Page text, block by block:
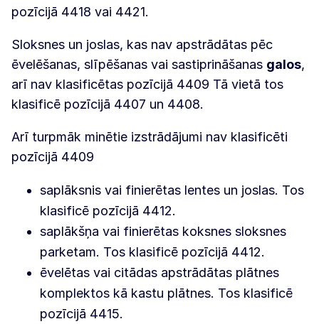
pozīcijā 4418 vai 4421.
Sloksnes un joslas, kas nav apstrādātas pēc
ēvelēšanas, slīpēšanas vai sastiprināšanas galos,
arī nav klasificētas pozīcijā 4409 Tā vietā tos
klasificē pozīcijā 4407 un 4408.
Arī turpmāk minētie izstrādājumi nav klasificēti
pozīcijā 4409
saplāksnis vai finierētas lentes un joslas. Tos
klasificē pozīcijā 4412.
saplākšņa vai finierētas koksnes sloksnes
parketam. Tos klasificē pozīcijā 4412.
ēvelētas vai citādas apstrādātas plātnes
komplektos kā kastu plātnes. Tos klasificē
pozīcijā 4415.